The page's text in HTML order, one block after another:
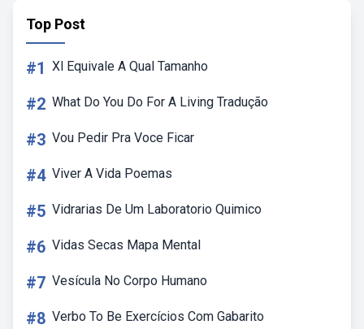
Top Post
#1 Xl Equivale A Qual Tamanho
#2 What Do You Do For A Living Tradução
#3 Vou Pedir Pra Voce Ficar
#4 Viver A Vida Poemas
#5 Vidrarias De Um Laboratorio Quimico
#6 Vidas Secas Mapa Mental
#7 Vesícula No Corpo Humano
#8 Verbo To Be Exercícios Com Gabarito